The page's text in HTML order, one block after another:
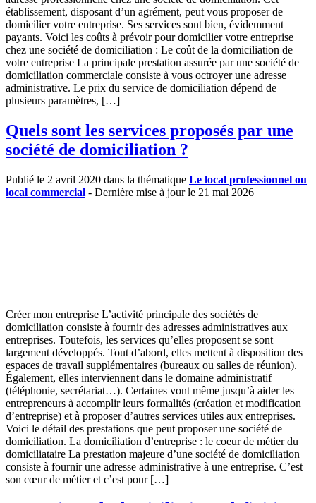
établissement, disposant d’un agrément, peut vous proposer de
domicilier votre entreprise. Ses services sont bien, évidemment
payants. Voici les coûts à prévoir pour domicilier votre entreprise
chez une société de domiciliation : Le coût de la domiciliation de
votre entreprise La principale prestation assurée par une société de
domiciliation commerciale consiste à vous octroyer une adresse
administrative. Le prix du service de domiciliation dépend de
plusieurs paramètres, […]
Quels sont les services proposés par une
société de domiciliation ?
Publié le 2 avril 2020 dans la thématique Le local professionnel ou
local commercial - Dernière mise à jour le 21 mai 2026
Créer mon entreprise L’activité principale des sociétés de
domiciliation consiste à fournir des adresses administratives aux
entreprises. Toutefois, les services qu’elles proposent se sont
largement développés. Tout d’abord, elles mettent à disposition des
espaces de travail supplémentaires (bureaux ou salles de réunion).
Également, elles interviennent dans le domaine administratif
(téléphonie, secrétariat…). Certaines vont même jusqu’à aider les
entrepreneurs à accomplir leurs formalités (création et modification
d’entreprise) et à proposer d’autres services utiles aux entreprises.
Voici le détail des prestations que peut proposer une société de
domiciliation. La domiciliation d’entreprise : le coeur de métier du
domiciliataire La prestation majeure d’une société de domiciliation
consiste à fournir une adresse administrative à une entreprise. C’est
son cœur de métier et c’est pour […]